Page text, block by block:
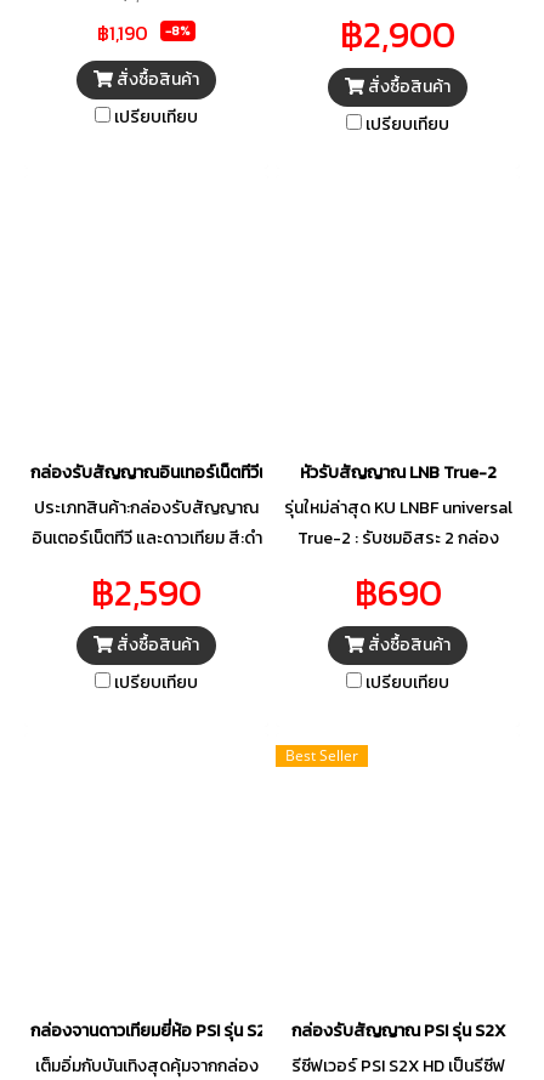
฿1,190 -8%
สั่งซื้อสินค้า
เปรียบเทียบ
อินเตอร์เน็ต คุณก็สามารถ
เพลิดเพลินไปกับทุกคอนเทนต์ทั้ง
รายการสดหรือแพล็ตฟอร์มความ
บันเทิงที่หลากหลาย ด้วยการ
฿2,900
สั่งซื้อสินค้า
เปรียบเทียบ
กล่องรับสัญญาณอินเทอร์เน็ตทีวีและดาวเทียม GMM Z X-Tream
ประเภทสินค้า:กล่องรับสัญญาณ
อินเตอร์เน็ตทีวี และดาวเทียม สี:ดำ
อินเตอร์เน็ตทีวี และรับสัญญาณ
ดาวเทียมเข้ากับทีวี วัสดุที่
ใช้:PLASTIC VERSION
SHIP:ANDROID 7.1.2 รับ
฿2,590
สั่งซื้อสินค้า
เปรียบเทียบ
หัวรับสัญญาณ LNB True-2
รุ่นใหม่ล่าสุด KU LNBF universal
True-2 : รับชมอิสระ 2 กล่อง
ไว Gain สูง ในราคาสบายกระเป๋า
ใช้ได้ดีมาก ไทยคม 5/6/8
฿690
สั่งซื้อสินค้า
เปรียบเทียบ
กล่องจานดาวเทียมยี่ห้อ PSI รุ่น S2
เต็มอิ่มกับบันเทิงสุดคุ้มจากกล่อง
Best Seller
กล่องรับสัญญาณ PSI รุ่น S2X
รีซีฟเวอร์ PSI S2X HD เป็นรีซีฟ